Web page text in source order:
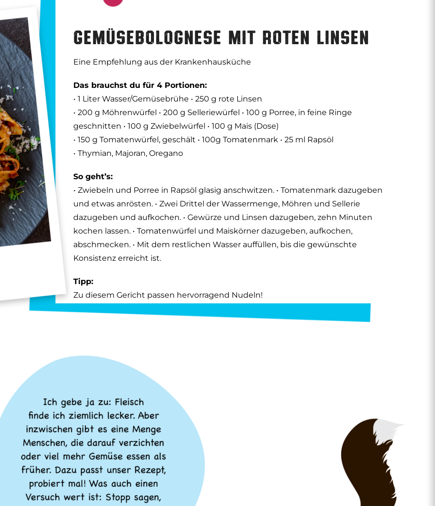
Gemüsebolognese mit roten Linsen
Eine Empfehlung aus der Krankenhausküche
Das brauchst du für 4 Portionen:
• 1 Liter Wasser/Gemüsebrühe • 250 g rote Linsen
• 200 g Möhrenwürfel • 200 g Selleriewürfel • 100 g Porree, in feine Ringe
geschnitten • 100 g Zwiebelwürfel • 100 g Mais (Dose)
• 150 g Tomatenwürfel, geschält • 100g Tomatenmark • 25 ml Rapsöl
• Thymian, Majoran, Oregano
So geht’s:
• Zwiebeln und Porree in Rapsöl glasig anschwitzen. • Tomatenmark dazugeben
und etwas anrösten. • Zwei Drittel der Wassermenge, Möhren und Sellerie
dazugeben und aufkochen. • Gewürze und Linsen dazugeben, zehn Minuten
kochen lassen. • Tomatenwürfel und Maiskörner dazugeben, aufkochen,
abschmecken. • Mit dem restlichen Wasser auffüllen, bis die gewünschte
Konsistenz erreicht ist.
Tipp:
Zu diesem Gericht passen hervorragend Nudeln!